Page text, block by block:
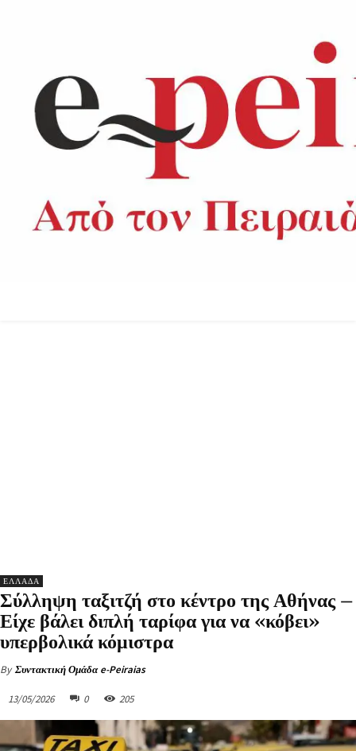
ΕΛΛΑΔΑ
Σύλληψη ταξιτζή στο κέντρο της Αθήνας –
Είχε βάλει διπλή ταρίφα για να «κόβει»
υπερβολικά κόμιστρα
By Συντακτική Ομάδα e-Peiraias
13/05/2026 0 205